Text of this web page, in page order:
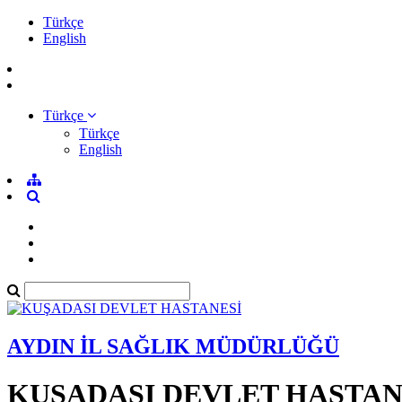
Türkçe
English
Türkçe
Türkçe
English
AYDIN İL SAĞLIK MÜDÜRLÜĞÜ
KUŞADASI DEVLET